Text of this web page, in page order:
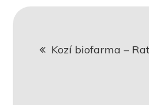
proKozí biofarma –